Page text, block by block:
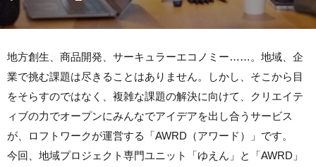
地方創生、商品開発、サーキュラーエコノミー……。地域、企
業で挑む課題は尽きることはありません。しかし、そこから目
をそらすのではなく、複雑な課題の解決に向けて、クリエイテ
ィブの力でオープンにみんなでアイデアを出し合うサービス
が、ロフトワークが運営する「AWRD（アワード）」です。
今回、地域プロジェクト専門ユニット「ゆえん」と「AWRD」